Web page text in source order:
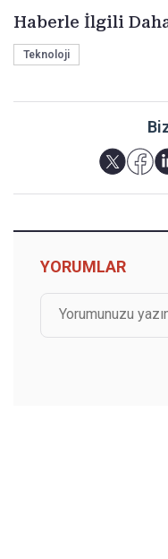
Haberle İlgili Daha
Teknoloji
YORUMLAR